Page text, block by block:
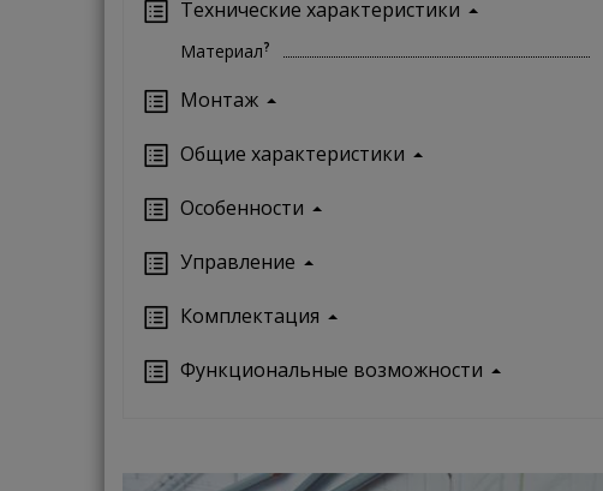
Технические характеристики
Материал?
Монтаж
Oбщие характеристики
Особенности
Управление
Кoмплектация
Функциональные возможности